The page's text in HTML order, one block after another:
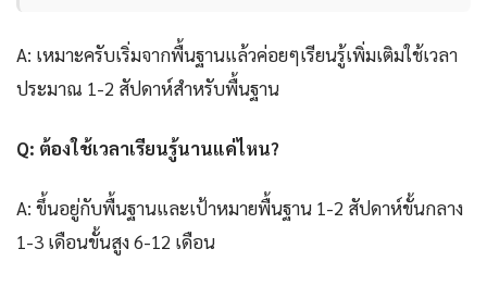
A: เหมาะครับเริ่มจากพื้นฐานแล้วค่อยๆเรียนรู้เพิ่มเติมใช้เวลา
ประมาณ 1-2 สัปดาห์สำหรับพื้นฐาน
Q: ต้องใช้เวลาเรียนรู้นานแค่ไหน?
A: ขึ้นอยู่กับพื้นฐานและเป้าหมายพื้นฐาน 1-2 สัปดาห์ขั้นกลาง
1-3 เดือนขั้นสูง 6-12 เดือน